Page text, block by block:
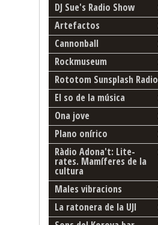
DJ Sue's Radio Show
Artefactos
Cannonball
Rockmuseum
Rototom Sunsplash Radio
El so de la música
Ona jove
Plano onírico
Ràdio Adona't: Lite-
rates. Mamíferes de la
cultura
Males vibracions
La ratonera de la UJI